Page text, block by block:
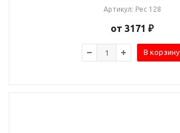
Артикул: Рес 128
от 3171 ₽
В корзину